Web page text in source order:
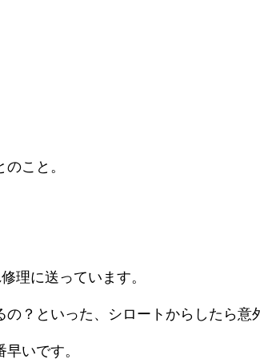
こと。
理に送っています。
？といった、シロートからしたら意
いです。